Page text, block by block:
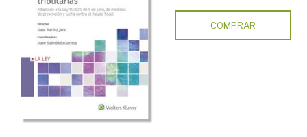
COMPRAR